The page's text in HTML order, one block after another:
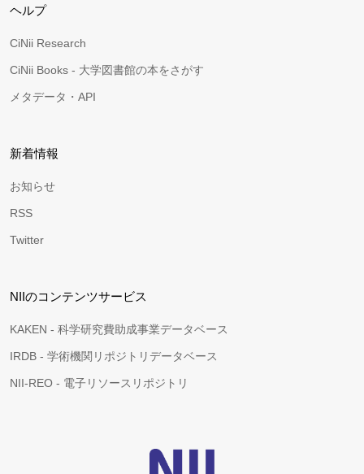
ヘルプ
CiNii Research
CiNii Books - 大学図書館の本をさがす
メタデータ・API
新着情報
お知らせ
RSS
Twitter
NIIのコンテンツサービス
KAKEN - 科学研究費助成事業データベース
IRDB - 学術機関リポジトリデータベース
NII-REO - 電子リソースリポジトリ